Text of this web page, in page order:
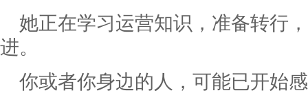
她正在学习运营知识，准备转行
进。
你或者你身边的人，可能已开始